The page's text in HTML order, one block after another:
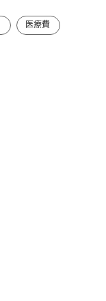
医療費